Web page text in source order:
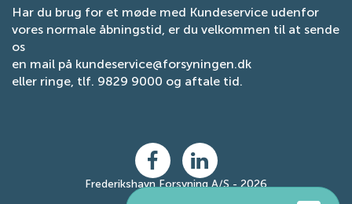
Har du brug for et møde med Kundeservice udenfor
vores normale åbningstid, er du velkommen til at sende
os
en mail på kundeservice@forsyningen.dk
eller ringe, tlf. 9829 9000 og aftale tid.
Frederikshavn Forsyning A/S - 2026